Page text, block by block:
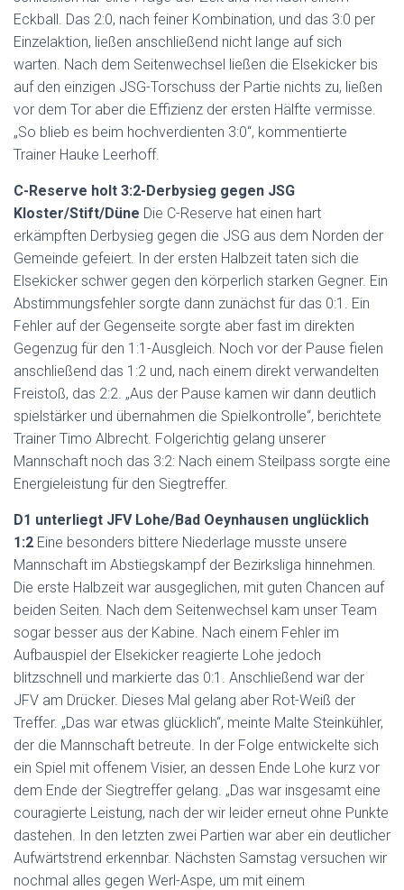
Eckball. Das 2:0, nach feiner Kombination, und das 3:0 per
Einzelaktion, ließen anschließend nicht lange auf sich
warten. Nach dem Seitenwechsel ließen die Elsekicker bis
auf den einzigen JSG-Torschuss der Partie nichts zu, ließen
vor dem Tor aber die Effizienz der ersten Hälfte vermisse.
„So blieb es beim hochverdienten 3:0“, kommentierte
Trainer Hauke Leerhoff.
C-Reserve holt 3:2-Derbysieg gegen JSG
Kloster/Stift/Düne Die C-Reserve hat einen hart
erkämpften Derbysieg gegen die JSG aus dem Norden der
Gemeinde gefeiert. In der ersten Halbzeit taten sich die
Elsekicker schwer gegen den körperlich starken Gegner. Ein
Abstimmungsfehler sorgte dann zunächst für das 0:1. Ein
Fehler auf der Gegenseite sorgte aber fast im direkten
Gegenzug für den 1:1-Ausgleich. Noch vor der Pause fielen
anschließend das 1:2 und, nach einem direkt verwandelten
Freistoß, das 2:2. „Aus der Pause kamen wir dann deutlich
spielstärker und übernahmen die Spielkontrolle“, berichtete
Trainer Timo Albrecht. Folgerichtig gelang unserer
Mannschaft noch das 3:2: Nach einem Steilpass sorgte eine
Energieleistung für den Siegtreffer.
D1 unterliegt JFV Lohe/Bad Oeynhausen unglücklich
1:2 Eine besonders bittere Niederlage musste unsere
Mannschaft im Abstiegskampf der Bezirksliga hinnehmen.
Die erste Halbzeit war ausgeglichen, mit guten Chancen auf
beiden Seiten. Nach dem Seitenwechsel kam unser Team
sogar besser aus der Kabine. Nach einem Fehler im
Aufbauspiel der Elsekicker reagierte Lohe jedoch
blitzschnell und markierte das 0:1. Anschließend war der
JFV am Drücker. Dieses Mal gelang aber Rot-Weiß der
Treffer. „Das war etwas glücklich“, meinte Malte Steinkühler,
der die Mannschaft betreute. In der Folge entwickelte sich
ein Spiel mit offenem Visier, an dessen Ende Lohe kurz vor
dem Ende der Siegtreffer gelang. „Das war insgesamt eine
couragierte Leistung, nach der wir leider erneut ohne Punkte
dastehen. In den letzten zwei Partien war aber ein deutlicher
Aufwärtstrend erkennbar. Nächsten Samstag versuchen wir
nochmal alles gegen Werl-Aspe, um mit einem